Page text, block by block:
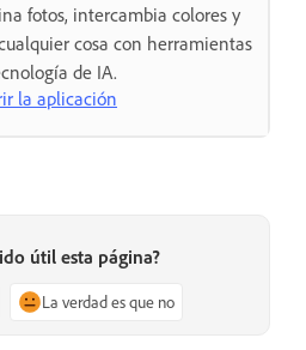
fotos, intercambia colores y
cosa con herramientas
de IA.
la aplicación
útil esta página?
La verdad es que no